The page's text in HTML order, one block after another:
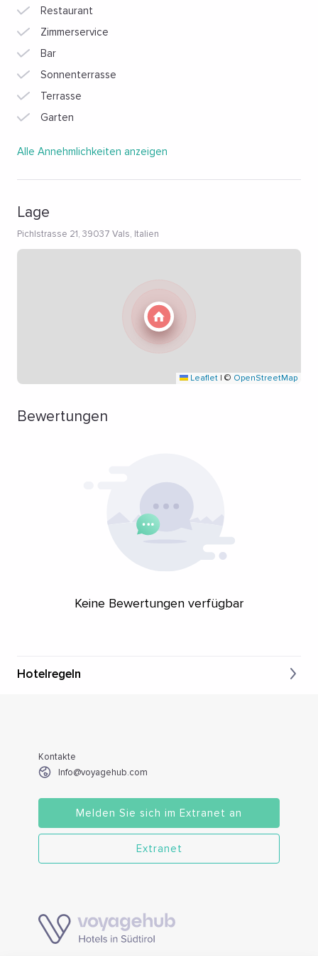
Restaurant
Zimmerservice
Bar
Sonnenterrasse
Terrasse
Garten
Alle Annehmlichkeiten anzeigen
Lage
Pichlstrasse 21, 39037 Vals, Italien
Leaflet | © OpenStreetMap
Bewertungen
Keine Bewertungen verfügbar
Hotelregeln
Kontakte
Info@voyagehub.com
Melden Sie sich im Extranet an
Extranet